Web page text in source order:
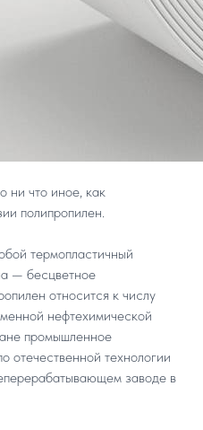
ни что иное, как
полипропилен.
термопластичный
— бесцветное
относится к числу
нефтехимической
промышленное
отечественной технологии
заводе в